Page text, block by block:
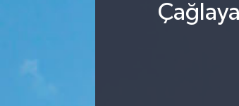
Süper Lig Puan Durumu ve Fikstür